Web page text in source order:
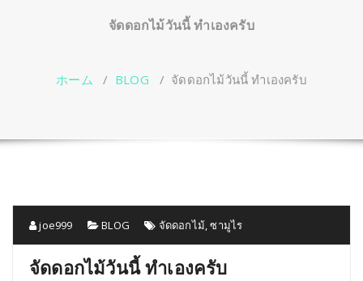
จัดดอกไม้วันนี้ ทำเองครับ
ホーム / BLOG / จัดดอกไม้วันนี้ ทำเองครับ
joe999 BLOG จัดดอกไม้,ซามูไร
จัดดอกไม้วันนี้ ทำเองครับ